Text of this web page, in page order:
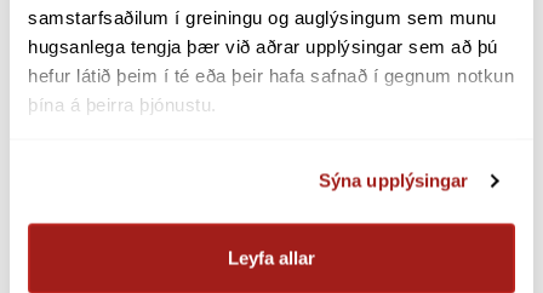
samstarfsaðilum í greiningu og auglýsingum sem munu
hugsanlega tengja þær við aðrar upplýsingar sem að þú
hefur látið þeim í té eða þeir hafa safnað í gegnum notkun
þína á þeirra þjónustu.
Sýna upplýsingar
Leyfa allar
sem stuðlar að auknu trausti og gagn­sæi. Þetta
býður upp á fjár­hags­lega hvata fyrir endur­nýj­an­
lega orku­fram­leiðslu og eykur vægi hennar á
mark­aði.
Efni tengt uppruna­ábyrgðum